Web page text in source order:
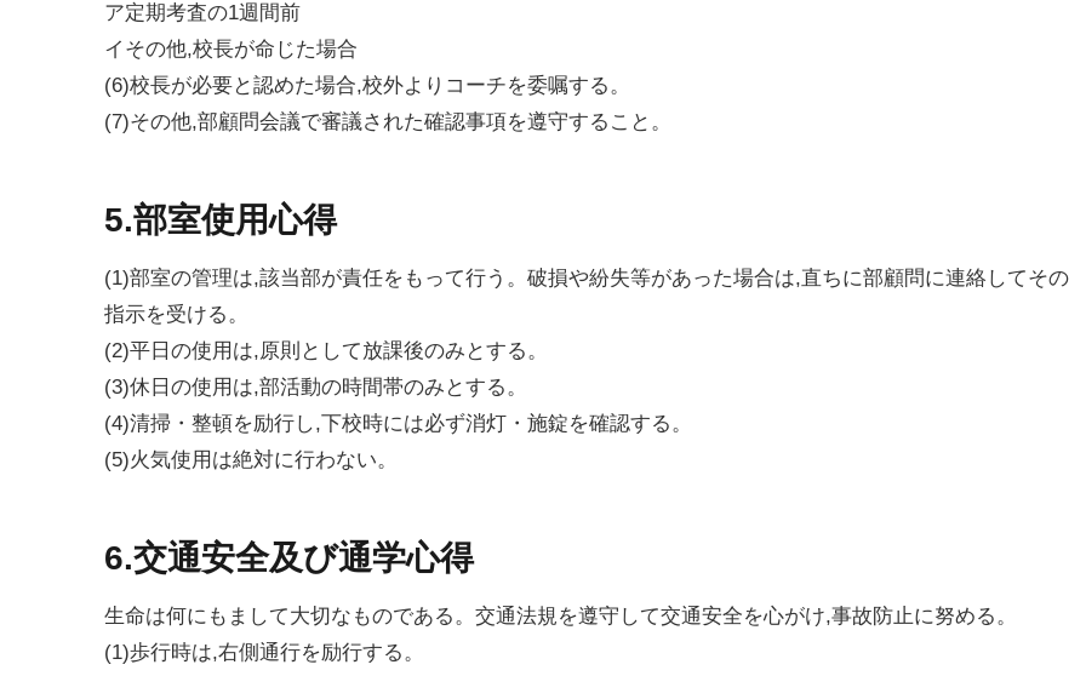
ア定期考査の1週間前
イその他,校長が命じた場合
(6)校長が必要と認めた場合,校外よりコーチを委嘱する。
(7)その他,部顧問会議で審議された確認事項を遵守すること。
5.部室使用心得
(1)部室の管理は,該当部が責任をもって行う。破損や紛失等があった場合は,直ちに部顧問に連絡してその
指示を受ける。
(2)平日の使用は,原則として放課後のみとする。
(3)休日の使用は,部活動の時間帯のみとする。
(4)清掃・整頓を励行し,下校時には必ず消灯・施錠を確認する。
(5)火気使用は絶対に行わない。
6.交通安全及び通学心得
生命は何にもまして大切なものである。交通法規を遵守して交通安全を心がけ,事故防止に努める。
(1)歩行時は,右側通行を励行する。